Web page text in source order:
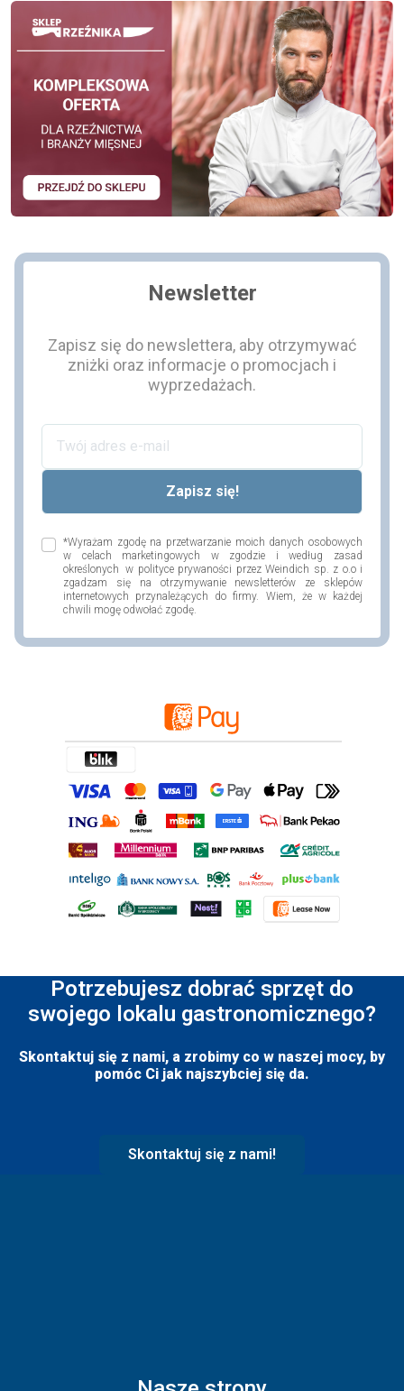
Newsletter
Zapisz się do newslettera, aby otrzymywać
zniżki oraz informacje o promocjach i
wyprzedażach.
*Wyrażam zgodę na przetwarzanie moich danych osobowych
w celach marketingowych w zgodzie i według zasad
określonych w polityce prywaności przez Weindich sp. z o.o i
zgadzam się na otrzymywanie newsletterów ze sklepów
internetowych przynależących do firmy. Wiem, że w każdej
chwili mogę odwołać zgodę.
Potrzebujesz dobrać sprzęt do
swojego lokalu gastronomicznego?
Skontaktuj się z nami, a zrobimy co w naszej mocy, by
pomóc Ci jak najszybciej się da.
Skontaktuj się z nami!